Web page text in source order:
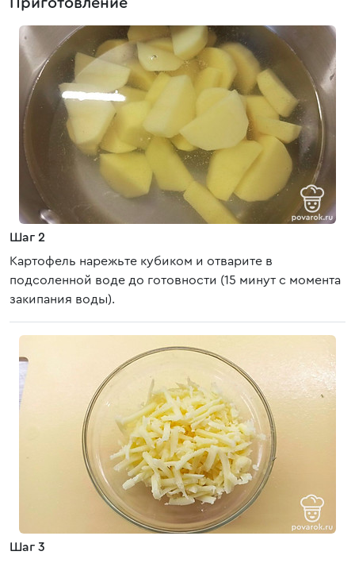
Приготовление
Шаг 2
Картофель нарежьте кубиком и отварите в
подсоленной воде до готовности (15 минут с момента
закипания воды).
Шаг 3